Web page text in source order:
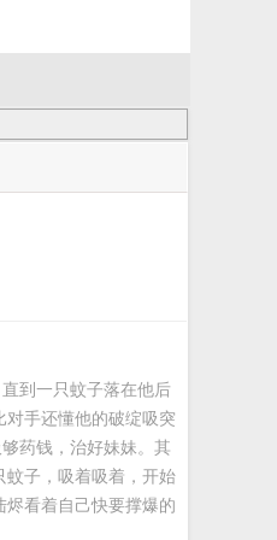
到一只蚊子落在他后
手还懂他的破绽吸突
药钱，治好妹妹。其
子，吸着吸着，开始
看着自己快要撑爆的